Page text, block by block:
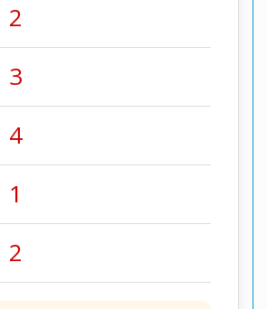
2
3
4
1
2